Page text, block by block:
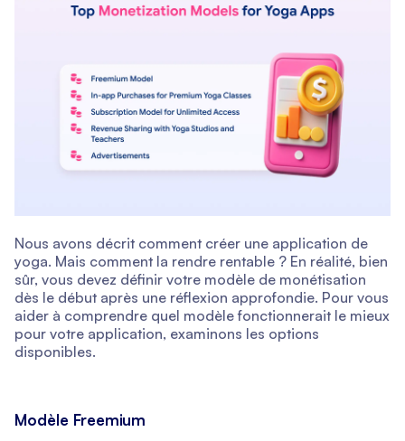
Nous avons décrit comment créer une application de
yoga. Mais comment la rendre rentable ? En réalité, bien
sûr, vous devez définir votre modèle de monétisation
dès le début après une réflexion approfondie. Pour vous
aider à comprendre quel modèle fonctionnerait le mieux
pour votre application, examinons les options
disponibles.
Modèle Freemium